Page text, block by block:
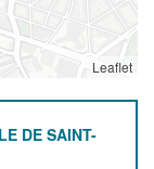
Leaflet
DE SAINT-